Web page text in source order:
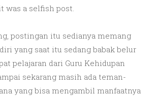
was a selfish post.
postingan itu sedianya memang
yang saat itu sedang babak belur
pelajaran dari Guru Kehidupan
sekarang masih ada teman-
yang bisa mengambil manfaatnya